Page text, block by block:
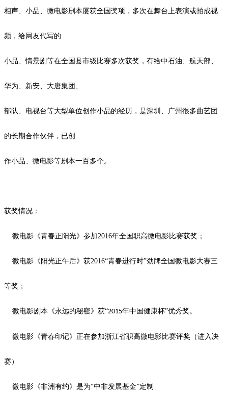
相声、小品、微电影剧本屡获全国奖项，多次在舞台上表演或拍成视
频，给网友代写的
小品、情景剧等在全国县市级比赛多次获奖，有给中石油、航天部、
华为、新安、大唐集团、
部队、电视台等大型单位创作小品的经历，是深圳、广州很多曲艺团
的长期合作伙伴，已创
作小品、微电影等剧本一百多个。
获奖情况：
微电影《青春正阳光》参加2016年全国职高微电影比赛获奖；
微电影《阳光正午后》获2016“青春进行时”劲牌全国微电影大赛三
等奖；
微电影剧本《永远的秘密》获“2015年中国健康杯”优秀奖。
微电影《青春印记》正在参加浙江省职高微电影比赛评奖（进入决
赛）
微电影《非洲有约》是为“中非发展基金”定制